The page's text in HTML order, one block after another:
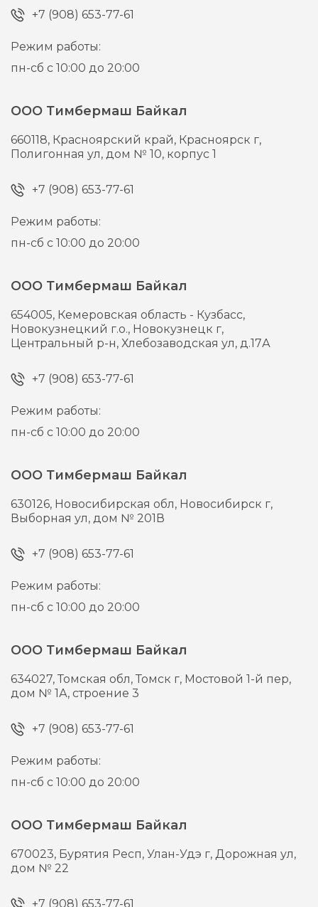
+7 (908) 653-77-61
Режим работы:
пн-сб с 10:00 до 20:00
ООО Тимбермаш Байкал
660118, Красноярский край, Красноярск г,
Полигонная ул, дом № 10, корпус 1
+7 (908) 653-77-61
Режим работы:
пн-сб с 10:00 до 20:00
ООО Тимбермаш Байкал
654005, Кемеровская область - Кузбасс,
Новокузнецкий г.о., Новокузнецк г,
Центральный р-н, Хлебозаводская ул, д.17А
+7 (908) 653-77-61
Режим работы:
пн-сб с 10:00 до 20:00
ООО Тимбермаш Байкал
630126, Новосибирская обл, Новосибирск г,
Выборная ул, дом № 201В
+7 (908) 653-77-61
Режим работы:
пн-сб с 10:00 до 20:00
ООО Тимбермаш Байкал
634027,Томская обл, Томск г, Мостовой 1-й пер,
дом № 1А, строение 3
+7 (908) 653-77-61
Режим работы:
пн-сб с 10:00 до 20:00
ООО Тимбермаш Байкал
670023, Бурятия Респ, Улан-Удэ г,Дорожная ул,
дом № 22
+7 (908) 653-77-61